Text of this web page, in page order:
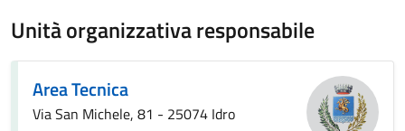
Unità organizzativa responsabile
Area Tecnica
Via San Michele, 81 - 25074 Idro